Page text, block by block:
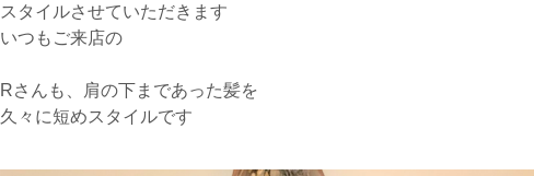
スタイルさせていただきます
いつもご来店の
Rさんも、肩の下まであった髪を
久々に短めスタイルです